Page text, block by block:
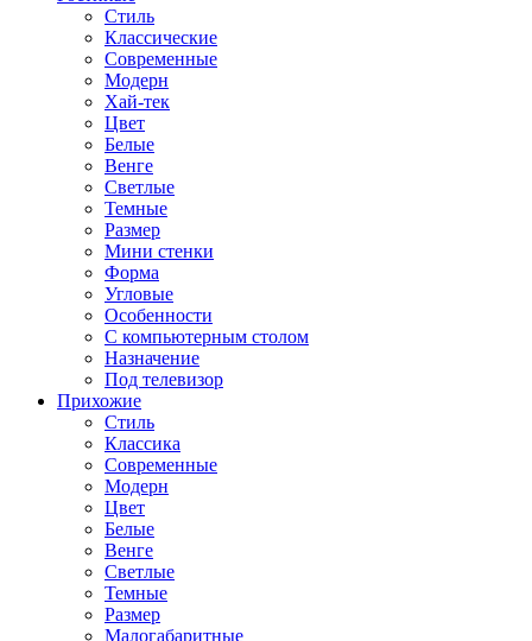
Стиль
Классические
Современные
Модерн
Хай-тек
Цвет
Белые
Венге
Светлые
Темные
Размер
Мини стенки
Форма
Угловые
Особенности
С компьютерным столом
Назначение
Под телевизор
Прихожие
Стиль
Классика
Современные
Модерн
Цвет
Белые
Венге
Светлые
Темные
Размер
Малогабаритные